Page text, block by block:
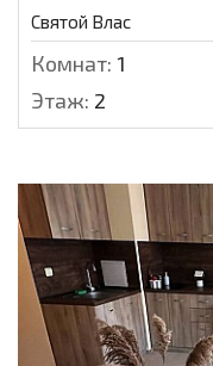
Святой Влас
Комнат: 1
Этаж: 2